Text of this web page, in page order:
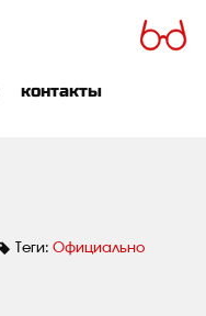
контакты
Теги: Официально